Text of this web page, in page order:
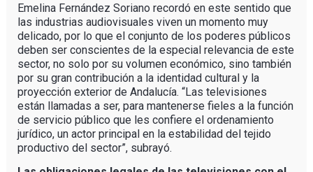
Emelina Fernández Soriano recordó en este sentido que
las industrias audiovisuales viven un momento muy
delicado, por lo que el conjunto de los poderes públicos
deben ser conscientes de la especial relevancia de este
sector, no solo por su volumen económico, sino también
por su gran contribución a la identidad cultural y la
proyección exterior de Andalucía. “Las televisiones
están llamadas a ser, para mantenerse fieles a la función
de servicio público que les confiere el ordenamiento
jurídico, un actor principal en la estabilidad del tejido
productivo del sector”, subrayó.